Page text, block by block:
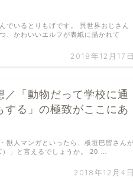
2018年12月17日
でいるとりもげです。 異世界おじさん
、かわいいエルフが表紙に描かれて
／「動物だって学校に通
する」の極致がここにあ
2018年12月4日
獣人マンガといったら、板垣巴留さんが
」と言えるでしょうか。 20 …